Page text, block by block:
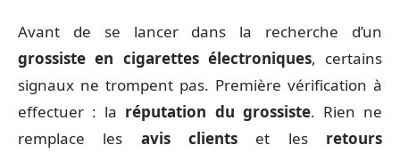
Avant de se lancer dans la recherche d’un
grossiste en cigarettes électroniques, certains
signaux ne trompent pas. Première vérification à
effectuer : la réputation du grossiste. Rien ne
remplace les avis clients et les retours